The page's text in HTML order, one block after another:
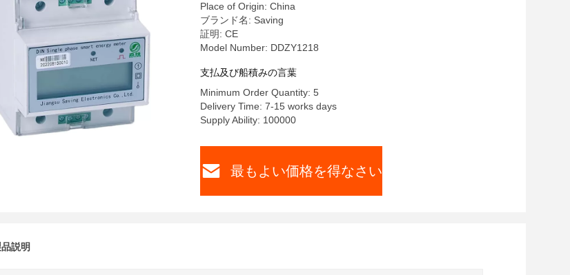
Place of Origin: China
ブランド名: Saving
証明: CE
Model Number: DDZY1218
支払及び船積みの言葉
Minimum Order Quantity: 5
Delivery Time: 7-15 works days
Supply Ability: 100000
最もよい価格を得なさい
説明